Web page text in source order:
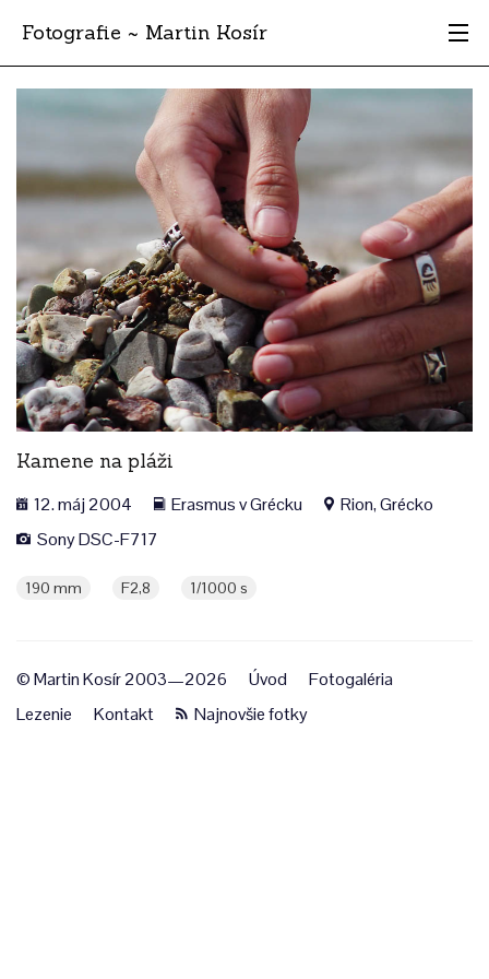
Fotografie ~ Martin Kosír
Moje obľúbené
Miesta
Archív
Vyhľadávanie
Kamene na pláži
12. máj 2004 Erasmus v Grécku
Rion, Grécko
Sony DSC-F717
190 mm F2,8 1/1000 s
© Martin Kosír 2003—2026 Úvod
Fotogaléria
Lezenie
Kontakt Najnovšie fotky